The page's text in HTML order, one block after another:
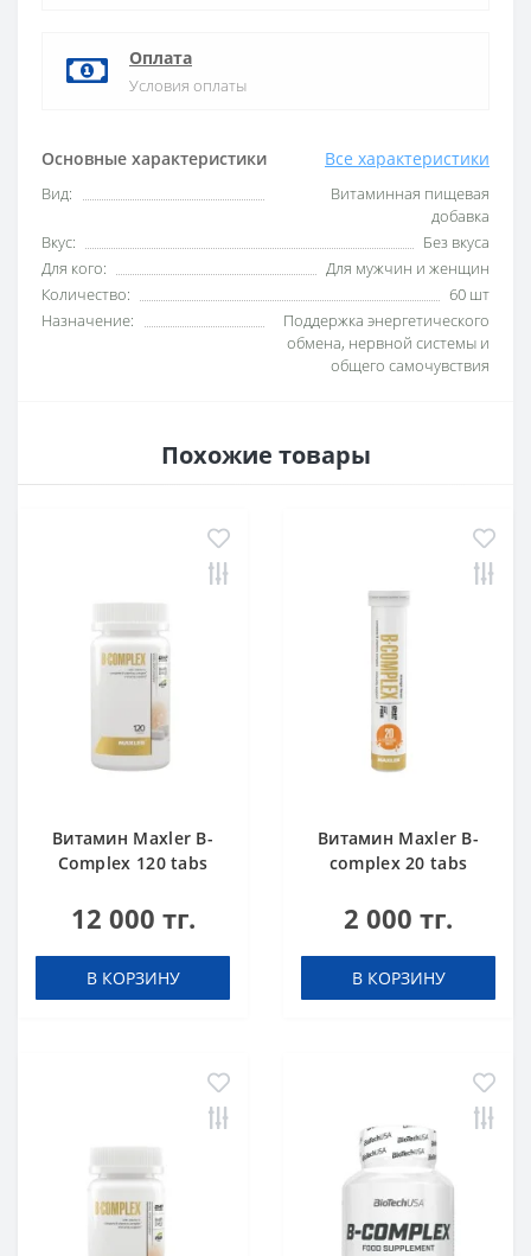
Основные характеристики Все характеристики
Вид:
Витаминная пищевая
добавка
Вкус:
Без вкуса
Для кого:
Для мужчин и женщин
Количество:
60 шт
Назначение:
Поддержка энергетического
обмена, нервной системы и
общего самочувствия
Оплата
Условия оплаты
Похожие товары
Витамин Maxler B-
Complex 120 tabs
12 000 тг.
В КОРЗИНУ
Витамин Maxler B-
complex 20 tabs
2 000 тг.
В КОРЗИНУ